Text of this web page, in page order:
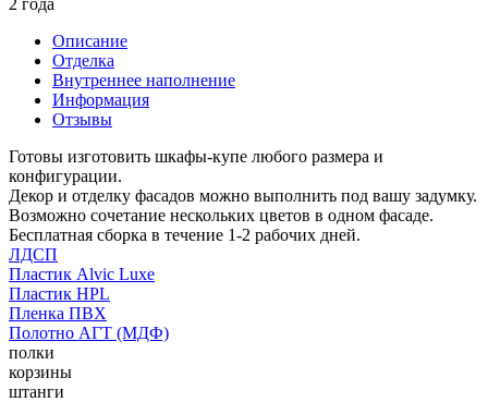
Описание
Отделка
Внутреннее наполнение
Информация
Отзывы
Готовы изготовить шкафы-купе любого размера и
конфигурации.
Декор и отделку фасадов можно выполнить под вашу задумку.
Возможно сочетание нескольких цветов в одном фасаде.
Бесплатная сборка в течение 1-2 рабочих дней.
ЛДСП
Пластик Alvic Luxe
Пластик HPL
Пленка ПВХ
Полотно АГТ (МДФ)
полки
корзины
штанги